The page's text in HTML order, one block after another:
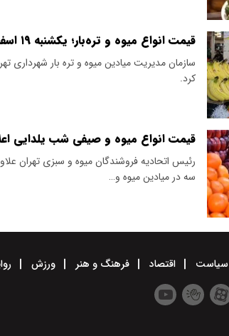
قیمت انواع میوه و تره‌بار؛ یکشنبه ۱۹ اسفند
سازمان مدیریت میادین میوه و تره بار شهرداری
کرد.
قیمت انواع میوه و صیفی شب یلدایی
رئیس اتحادیه فروشندگان میوه و سبزی تهران
سه در میادین میوه و…
سیاست اقتصاد فرهنگ و هنر ورزش